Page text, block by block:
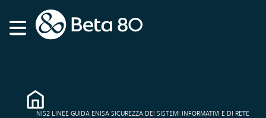
NIS2 LINEE GUIDA ENISA SICUREZZA DEI SISTEMI INFORMATIVI E DI RETE